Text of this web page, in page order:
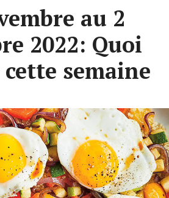
au 2
2022: Quoi
semaine